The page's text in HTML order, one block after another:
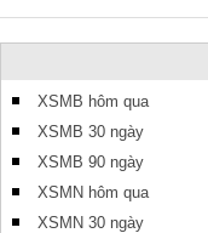
XSMB hôm qua
XSMB 30 ngày
XSMB 90 ngày
XSMN hôm qua
XSMN 30 ngày